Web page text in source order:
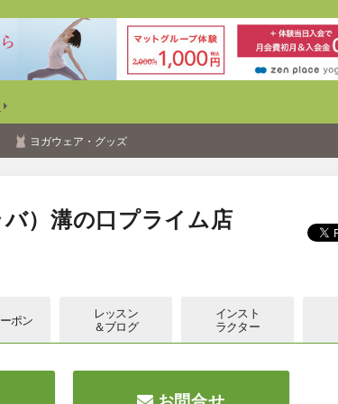
ヨガウェア・グッズ
）溝の口プライム店
ポン
レッスン
＆ブログ
インスト
ラクター